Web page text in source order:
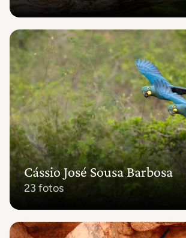
Cássio José Sousa Barbosa
23 fotos